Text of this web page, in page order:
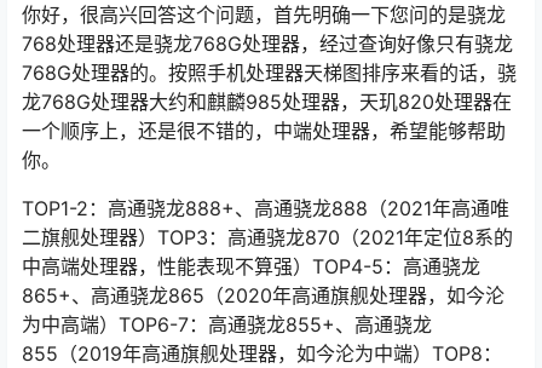
你好，很高兴回答这个问题，首先明确一下您问的是骁龙
768处理器还是骁龙768G处理器，经过查询好像只有骁龙
768G处理器的。按照手机处理器天梯图排序来看的话，骁
龙768G处理器大约和麒麟985处理器，天玑820处理器在
一个顺序上，还是很不错的，中端处理器，希望能够帮助
你。
TOP1-2：高通骁龙888+、高通骁龙888（2021年高通唯
二旗舰处理器）TOP3：高通骁龙870（2021年定位8系的
中高端处理器，性能表现不算强）TOP4-5：高通骁龙
865+、高通骁龙865（2020年高通旗舰处理器，如今沦
为中高端）TOP6-7：高通骁龙855+、高通骁龙
855（2019年高通旗舰处理器，如今沦为中端）TOP8：